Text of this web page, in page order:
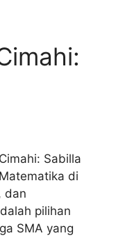
Sabilla
di
dan
pilihan
SMA yang